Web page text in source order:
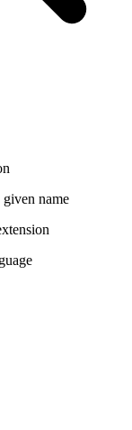
name